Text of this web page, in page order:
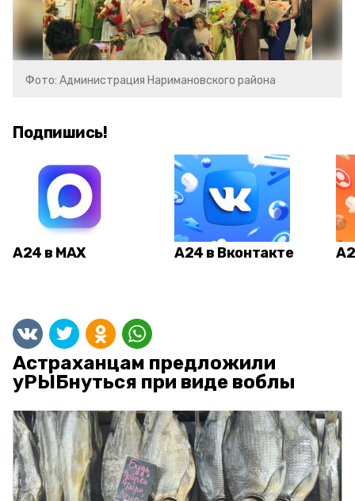
Фото: Администрация Наримановского района
Подпишись!
А24 в MAX А24 в Вконтакте
Астраханцам предложили
уРЫБнуться при виде воблы